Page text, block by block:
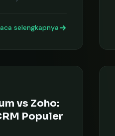
selengkapnya
vs Zoho:
Populer